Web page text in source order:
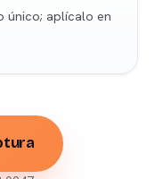
único; aplícalo en